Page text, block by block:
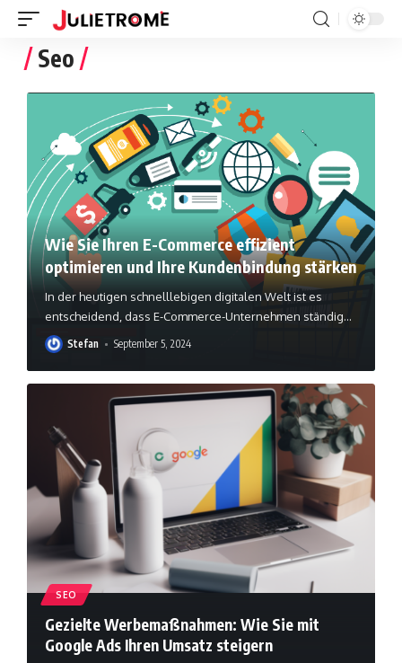
Seo
Wie Sie Ihren E-Commerce effizient
optimieren und Ihre Kundenbindung stärken
In der heutigen schnelllebigen digitalen Welt ist es
entscheidend, dass E-Commerce-Unternehmen ständig…
Stefan September 5, 2024
SEO
Gezielte Werbemaßnahmen: Wie Sie mit
Google Ads Ihren Umsatz steigern